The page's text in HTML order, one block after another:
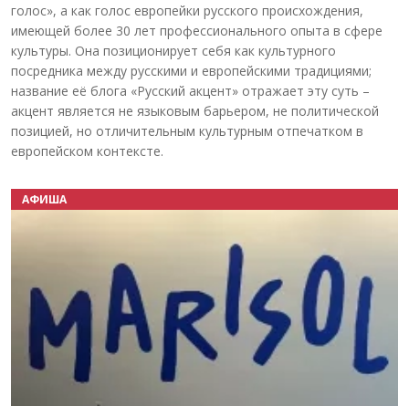
голос», а как голос европейки русского происхождения,
имеющей более 30 лет профессионального опыта в сфере
культуры. Она позиционирует себя как культурного
посредника между русскими и европейскими традициями;
название её блога «Русский акцент» отражает эту суть –
акцент является не языковым барьером, не политической
позицией, но отличительным культурным отпечатком в
европейском контексте.
АФИША